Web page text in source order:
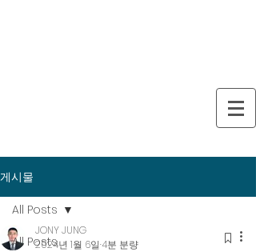
게시물
All Posts
All Posts
JONY JUNG
2024년 1월 6일 4분 분량